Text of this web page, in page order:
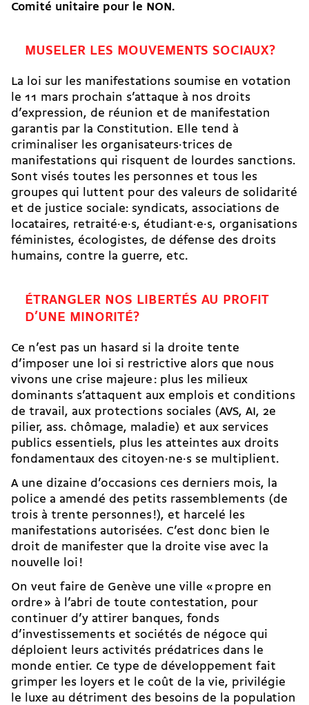
Comité unitaire pour le NON.
MUSELER LES MOUVEMENTS SOCIAUX?
La loi sur les manifestations soumise en votation
le 11 mars prochain s’attaque à nos droits
d’expression, de réunion et de manifestation
garantis par la Constitution. Elle tend à
criminaliser les organisateurs·trices de
manifestations qui risquent de lourdes sanctions.
Sont visés toutes les personnes et tous les
groupes qui luttent pour des valeurs de solidarité
et de justice sociale: syndicats, associations de
locataires, retraité·e·s, étudiant·e·s, organisations
féministes, écologistes, de défense des droits
humains, contre la guerre, etc.
ÉTRANGLER NOS LIBERTÉS AU PROFIT
D’UNE MINORITÉ?
Ce n’est pas un hasard si la droite tente
d’imposer une loi si restrictive alors que nous
vivons une crise majeure : plus les milieux
dominants s’attaquent aux emplois et conditions
de travail, aux protections sociales (AVS, AI, 2e
pilier, ass. chômage, maladie) et aux services
publics essentiels, plus les atteintes aux droits
fondamentaux des citoyen·ne·s se multiplient.
A une dizaine d’occasions ces derniers mois, la
police a amendé des petits rassemblements (de
trois à trente personnes !), et harcelé les
manifestations autorisées. C’est donc bien le
droit de manifester que la droite vise avec la
nouvelle loi !
On veut faire de Genève une ville « propre en
ordre » à l’abri de toute contestation, pour
continuer d’y attirer banques, fonds
d’investissements et sociétés de négoce qui
déploient leurs activités prédatrices dans le
monde entier. Ce type de développement fait
grimper les loyers et le coût de la vie, privilégie
le luxe au détriment des besoins de la population